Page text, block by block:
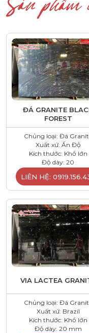
Sản phẩm
ĐÁ GRANITE
FOREST
Chủng loại: Đá
Xuất xứ: Ấn Độ
Kích thước: Khổ lớn
Độ dày: 20
LIÊN HỆ:
VIA LACTEA
Chủng loại: Đá
Xuất xứ: Brazil
Kích thước: Khổ lớn
Độ dày: 20 mm